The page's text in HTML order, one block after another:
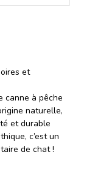
et
canne à pêche
naturelle,
et durable
c’est un
de chat !